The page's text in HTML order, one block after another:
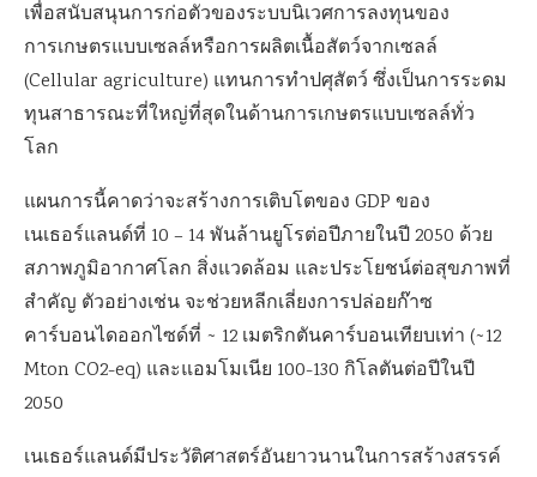
เพื่อสนับสนุนการก่อตัวของระบบนิเวศการลงทุนของ
การเกษตรแบบเซลล์หรือการผลิตเนื้อสัตว์จากเซลล์
(Cellular agriculture) แทนการทำปศุสัตว์ ซึ่งเป็นการระดม
ทุนสาธารณะที่ใหญ่ที่สุดในด้านการเกษตรแบบเซลล์ทั่ว
โลก
แผนการนี้คาดว่าจะสร้างการเติบโตของ GDP ของ
เนเธอร์แลนด์ที่ 10 – 14 พันล้านยูโรต่อปีภายในปี 2050 ด้วย
สภาพภูมิอากาศโลก สิ่งแวดล้อม และประโยชน์ต่อสุขภาพที่
สำคัญ ตัวอย่างเช่น จะช่วยหลีกเลี่ยงการปล่อยก๊าซ
คาร์บอนไดออกไซด์ที่ ~ 12 เมตริกตันคาร์บอนเทียบเท่า (~12
Mton CO2-eq) และแอมโมเนีย 100-130 กิโลตันต่อปีในปี
2050
เนเธอร์แลนด์มีประวัติศาสตร์อันยาวนานในการสร้างสรรค์